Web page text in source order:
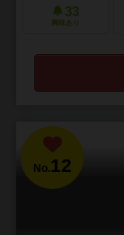
33
興味あり
No.12